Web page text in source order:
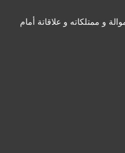
و ممتلكاته و علاقاتة أمام